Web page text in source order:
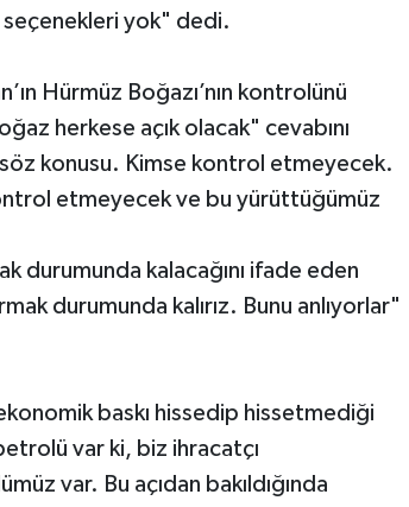
seçenekleri yok" dedi.
Hürmüz Boğazı’nın kontrolünü
herkese açık olacak" cevabını
konusu. Kimse kontrol etmeyecek.
etmeyecek ve bu yürüttüğümüz
durumunda kalacağını ifade eden
durumunda kalırız. Bunu anlıyorlar"
ekonomik baskı hissedip hissetmediği
var ki, biz ihracatçı
var. Bu açıdan bakıldığında